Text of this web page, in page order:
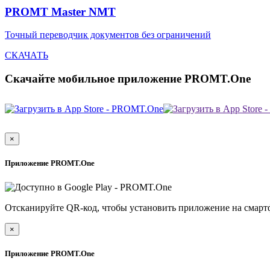
PROMT Master NMT
Точный переводчик документов без ограничений
СКАЧАТЬ
Скачайте мобильное приложение PROMT.One
×
Приложение PROMT.One
Отсканируйте QR-код, чтобы установить приложение на
×
Приложение PROMT.One